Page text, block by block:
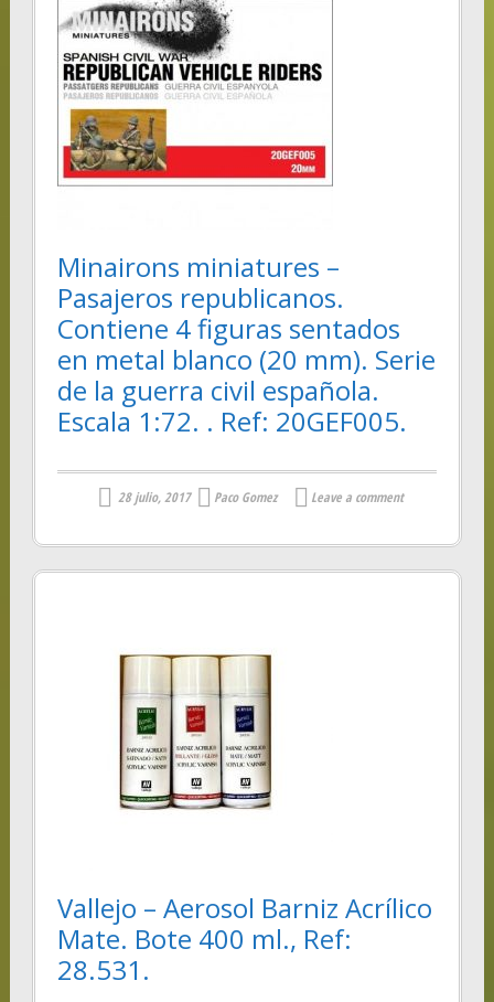
Minairons miniatures –
Pasajeros republicanos.
Contiene 4 figuras sentados
en metal blanco (20 mm). Serie
de la guerra civil española.
Escala 1:72. . Ref: 20GEF005.
28 julio, 2017 Paco Gomez Leave a comment
Vallejo – Aerosol Barniz Acrílico
Mate. Bote 400 ml., Ref:
28.531.